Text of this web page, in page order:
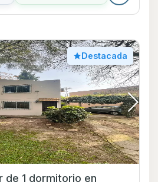
Destacada
1 dormitorio en